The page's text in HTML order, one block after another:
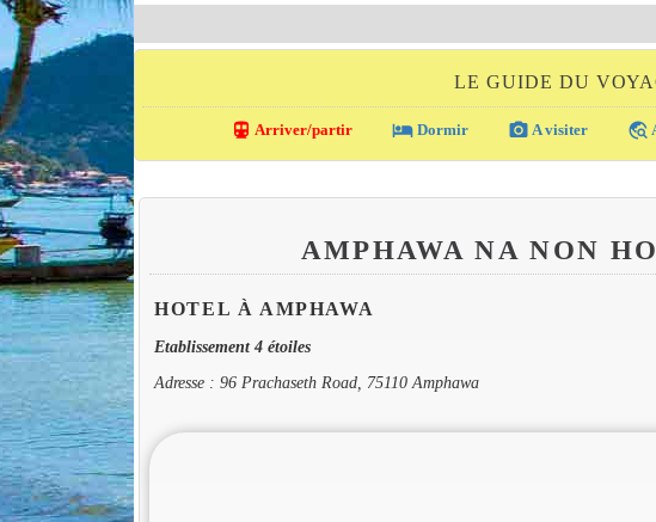
LE GUIDE DU
directions_transit Arriver/partir local_hotel Dormir photo_camera A visiter travel_explore
AMPHAWA NA NON
HOTEL À AMPHAWA
Etablissement 4 étoiles
Adresse : 96 Prachaseth Road, 75110 Amphawa